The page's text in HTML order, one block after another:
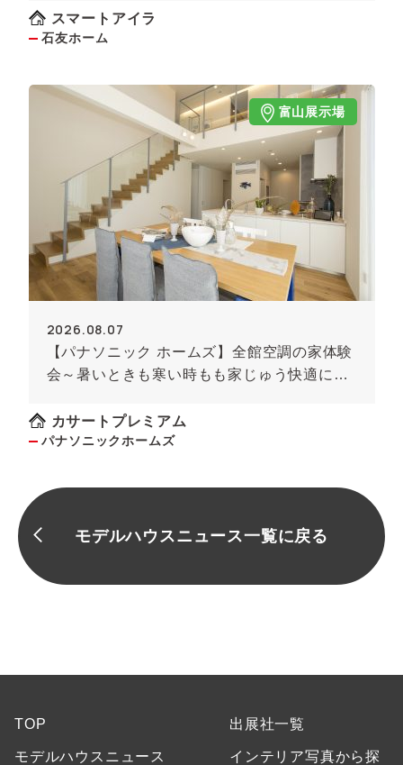
スマートアイラ
石友ホーム
富山展示場
2026.08.07
【パナソニック ホームズ】全館空調の家体験
会～暑いときも寒い時もも家じゅう快適に！
カサートプレミアム
パナソニックホームズ
モデルハウスニュース一覧に戻る
TOP
モデルハウスニュース
出展社一覧
インテリア写真から探